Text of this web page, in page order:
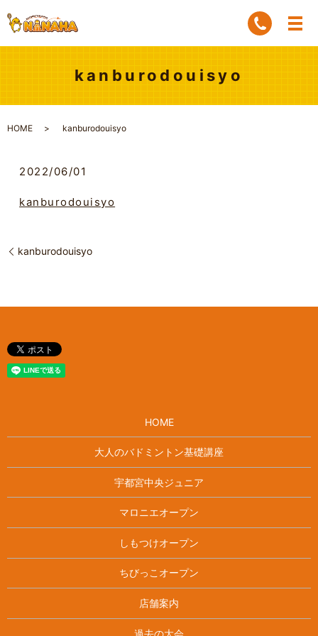
kanburodouisyo
HOME kanburodouisyo
2022/06/01
kanburodouisyo
kanburodouisyo
HOME
大人のバドミントン基礎講座
宇都宮中央ジュニア
マロニエオープン
しもつけオープン
ちびっこオープン
店舗案内
過去の大会